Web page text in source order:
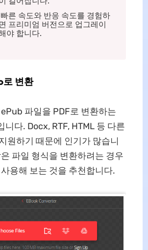
른 속도와 반응 속도를 경험하
프리미엄 버전으로 업그레이
야 합니다.
변환
파일을 PDF로 변환하는
니다. Docx, RTF, HTML 등 다른
원하기 때문에 인기가 많습니
파일 형식을 변환하려는 경우
용해 보는 것을 추천합니다.